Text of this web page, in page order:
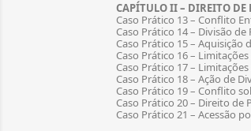
CAPÍTULO II – DIREITO DE
Caso Prático 13 – Conflito
Caso Prático 14 – Divisão
Caso Prático 15 –
Caso Prático 16 –
Caso Prático 17 –
Caso Prático 18 – Ação de
Caso Prático 19 – Conflito
Caso Prático 20 – Direito de
Caso Prático 21 – Acessão